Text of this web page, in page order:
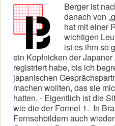
Berger ist
danach von
hat mit einer
wichtigen
ist es ihm so
ein Kopfnicken der Japaner
registriert habe, bis ich
japanischen
machen wollten, das sie
hatten. - Eigentlich ist die
wie die der Formel 1. In
Fernsehbildern auch